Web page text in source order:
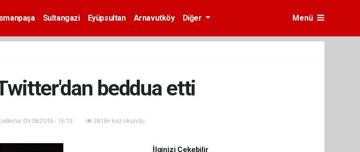
Sultangazi Eyüpsultan Arnavutköy Diğer Menü
beddua etti
09.08.2016 - 16:13 3818+ kez okundu.
İlginizi Çekebilir